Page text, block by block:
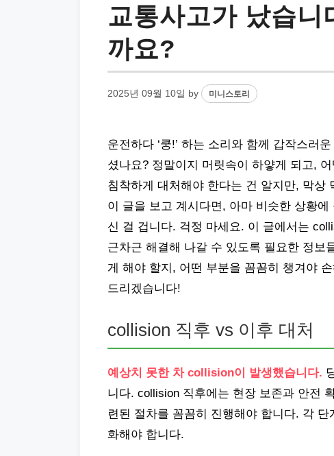
교통사고가 났습
까요?
2025년 09월 10일 by 미니스토리
운전하다 ‘쿵!’ 하는 소리와 함께 갑작스러
셨나요? 정말이지 머릿속이 하얗게 되고,
침착하게 대처해야 한다는 건 알지만, 막상
이 글을 보고 계시다면, 아마 비슷한 상황
신 걸 겁니다. 걱정 마세요. 이 글에서는
근차근 해결해 나갈 수 있도록 필요한 정보
게 해야 할지, 어떤 부분을 꼼꼼히 챙겨야
드리겠습니다!
collision 직후 vs 이후 대처
예상치 못한 차 collision이 발생했습니다.
니다. collision 직후에는 현장 보존과 안전
련된 절차를 꼼꼼히 진행해야 합니다. 각
화해야 합니다.